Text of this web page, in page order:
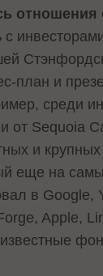
отношения
план и
среди
от Sequoia
и
еще на
в Google,
Apple,